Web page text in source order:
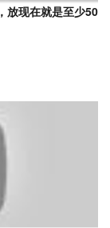
放现在就是至少50